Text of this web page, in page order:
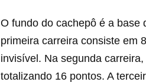
O fundo do cachepô é a base
primeira carreira consiste em
invisível. Na segunda
totalizando 16 pontos. A